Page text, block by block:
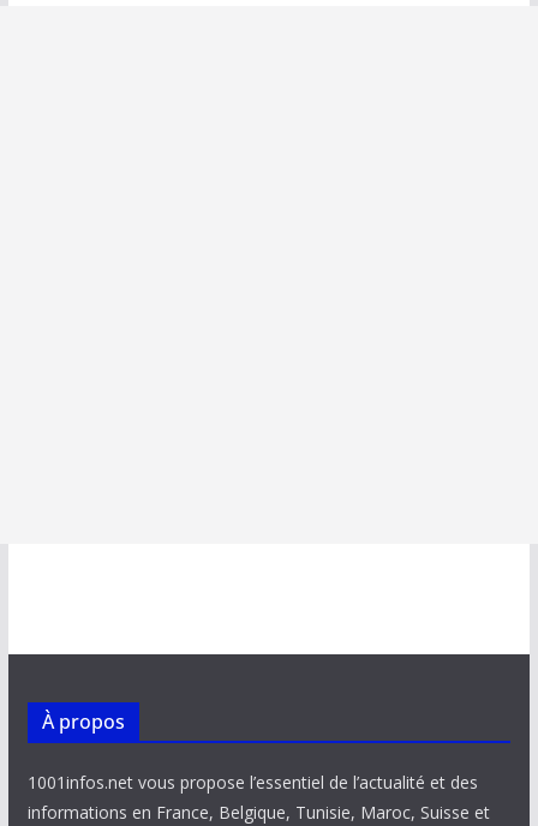
À propos
1001infos.net vous propose l’essentiel de l’actualité et des
informations en France, Belgique, Tunisie, Maroc, Suisse et